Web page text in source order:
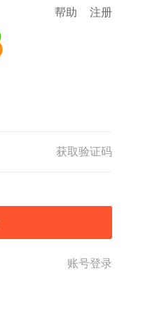
帮助 注册
获取验证码
账号登录